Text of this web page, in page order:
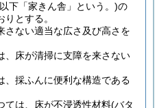
下「家きん舎」という。)の
とする。
さない適当な広さ及び高さを
、床が清掃に支障を来さない
、採ふんに便利な構造である
ては、床が不浸透性材料(バタ